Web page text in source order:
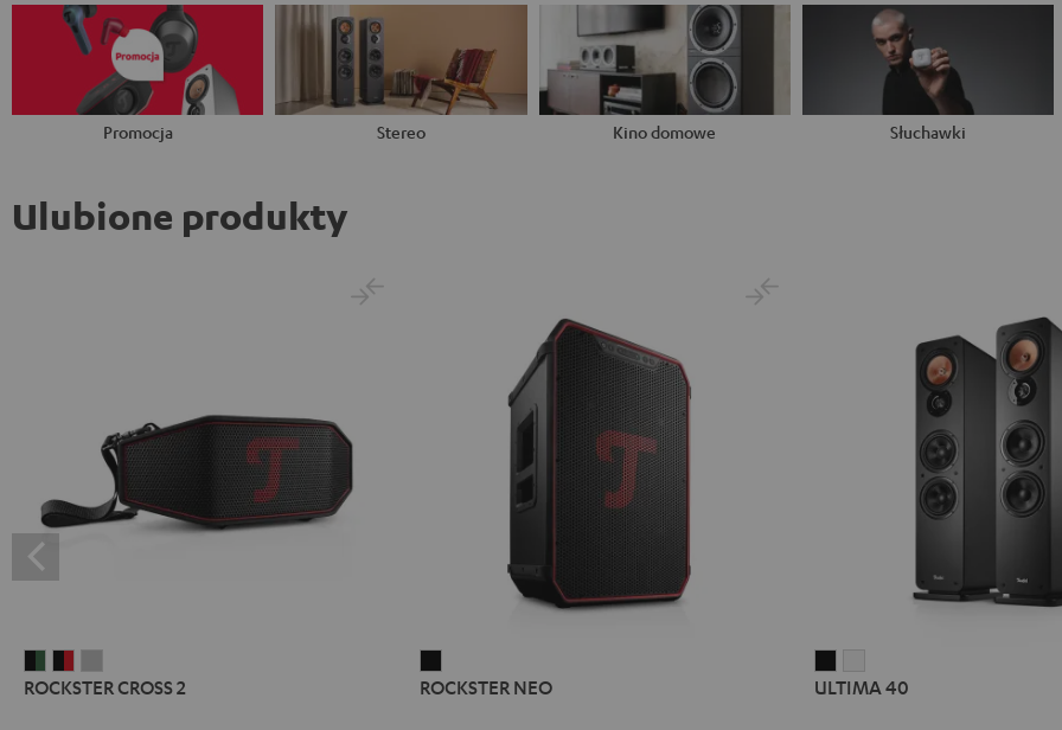
Promocja Stereo Kino domowe Słuchawki
Ulubione produkty
CROSSCROSSCROSS
ROCKSTER CROSS 2
NEO
ROCKSTER NEO
40 40
ULTIMA 40